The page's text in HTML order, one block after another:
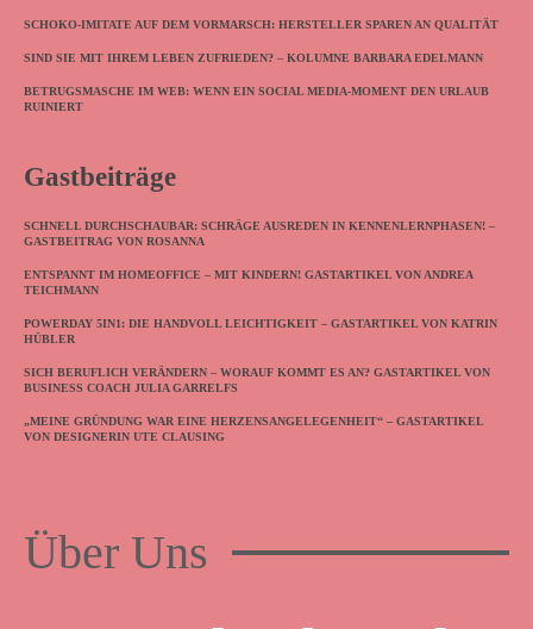
SCHOKO-IMITATE AUF DEM VORMARSCH: HERSTELLER SPAREN AN QUALITÄT
SIND SIE MIT IHREM LEBEN ZUFRIEDEN? – KOLUMNE BARBARA EDELMANN
BETRUGSMASCHE IM WEB: WENN EIN SOCIAL MEDIA-MOMENT DEN URLAUB
RUINIERT
Gastbeiträge
SCHNELL DURCHSCHAUBAR: SCHRÄGE AUSREDEN IN KENNENLERNPHASEN! –
GASTBEITRAG VON ROSANNA
ENTSPANNT IM HOMEOFFICE – MIT KINDERN! GASTARTIKEL VON ANDREA
TEICHMANN
POWERDAY 5IN1: DIE HANDVOLL LEICHTIGKEIT – GASTARTIKEL VON KATRIN
HÜBLER
SICH BERUFLICH VERÄNDERN – WORAUF KOMMT ES AN? GASTARTIKEL VON
BUSINESS COACH JULIA GARRELFS
„MEINE GRÜNDUNG WAR EINE HERZENSANGELEGENHEIT“ – GASTARTIKEL
VON DESIGNERIN UTE CLAUSING
Über Uns